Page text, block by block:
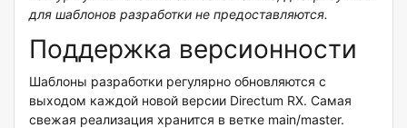
для шаблонов разработки не предоставляются.
Поддержка версионности
Шаблоны разработки регулярно обновляются с
выходом каждой новой версии Directum RX. Самая
свежая реализация хранится в ветке main/master.